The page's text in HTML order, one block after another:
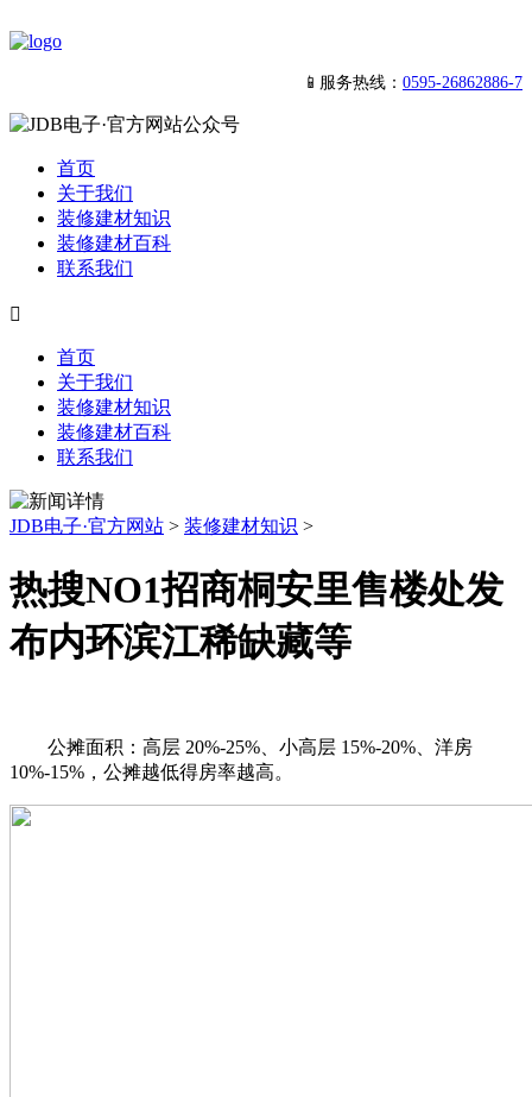
📱服务热线： 0595-26862886-7
首页
关于我们
装修建材知识
装修建材百科
联系我们

首页
关于我们
装修建材知识
装修建材百科
联系我们
JDB电子·官方网站 > 装修建材知识 >
热搜NO1招商桐安里售楼处发
布内环滨江稀缺藏等
公摊面积：高层 20%-25%、小高层 15%-20%、洋房
10%-15%，公摊越低得房率越高。